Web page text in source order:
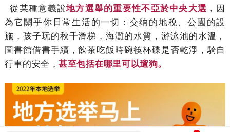
從某種意義說地方選舉的重要性不亞於中央大選 ，因
為它關乎你日常生活的一切：交纳的地稅、公園的設
施，孩子玩的秋千滑梯，海灘的水質，游泳池的水溫，
圖書館借書手續，飲茶吃飯時碗筷杯碟是否乾淨，騎自
行車的安全，甚至包括在哪里可以遛狗。